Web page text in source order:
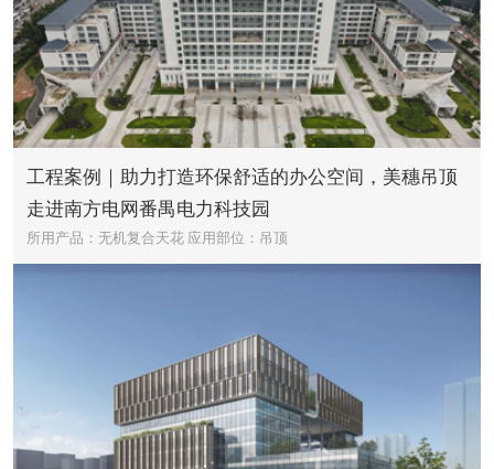
工程案例｜助力打造环保舒适的办公空间，美穗吊顶
走进南方电网番禺电力科技园
所用产品：无机复合天花 应用部位：吊顶